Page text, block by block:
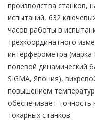
производства станков,
испытаний, 632
часов работы в
трёхкоординатного
интерферометра (марка
полевой динамический
SIGMA, Япония),
повышением
обеспечивает точность
токарных станков.